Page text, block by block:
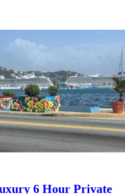
6 Hour Private